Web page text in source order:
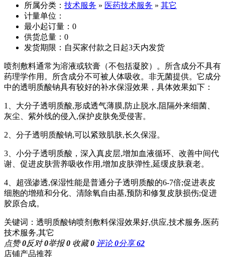
所属分类： 技术服务 » 医药技术服务 » 其它
计量单位：
最小起订量：0
供货总量：0
发货期限：自买家付款之日起3天内发货
喷剂敷料通常为溶液或软膏（不包括凝胶）。所含成分不具有
药理学作用。所含成分不可被人体吸收。非无菌提供。它成分
中的透明质酸钠具有较好的补水保湿效果，具体效果如下：
1、大分子透明质酸,形成透气薄膜,防止脱水,阻隔外来细菌、
灰尘、紫外线的侵入,保护皮肤免受侵害。
2、 分子透明质酸钠,可以紧致肌肤,长久保湿。
3、 小分子透明质酸，深入真皮层,增加血液循环、改善中间代
谢、促进皮肤营养吸收作用,增加皮肤弹性,延缓皮肤衰老。
4、 超强渗透,保湿性能是普通分子透明质酸的6-7倍;促进表皮
细胞的增殖和分化、清除氧自由基,预防和修复皮肤损伤;促进
胶原合成。
关键词：透明质酸钠喷剂敷料保湿效果好,供应,技术服务,医药
技术服务,其它
点赞0反对0举报0 收藏0 评论0分享62
店铺产品推荐